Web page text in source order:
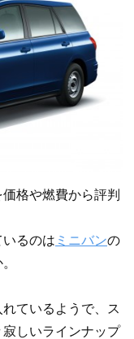
格や燃費から評判
るのは ミニバンの
ているようで、ス
しいラインナップ